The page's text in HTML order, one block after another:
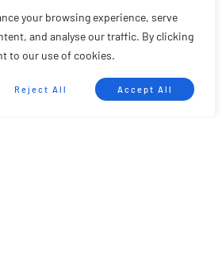
your browsing experience, serve
and analyse our traffic. By clicking
to our use of cookies.
Reject All Accept All